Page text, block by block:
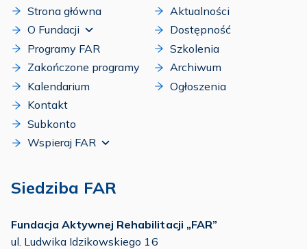
Strona główna
O Fundacji
Programy FAR
Zakończone programy
Kalendarium
Kontakt
Subkonto
Wspieraj FAR
Aktualności
Dostępność
Szkolenia
Archiwum
Ogłoszenia
Siedziba FAR
Fundacja Aktywnej Rehabilitacji „FAR”
ul. Ludwika Idzikowskiego 16